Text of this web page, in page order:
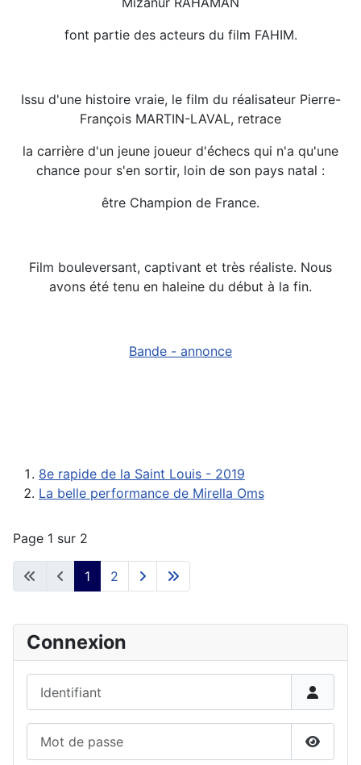
font partie des acteurs du film FAHIM.
Issu d'une histoire vraie, le film du réalisateur Pierre-
François MARTIN-LAVAL, retrace
la carrière d'un jeune joueur d'échecs qui n'a qu'une
chance pour s'en sortir, loin de son pays natal :
être Champion de France.
Film bouleversant, captivant et très réaliste. Nous
avons été tenu en haleine du début à la fin.
Bande - annonce
8e rapide de la Saint Louis - 2019
La belle performance de Mirella Oms
Page 1 sur 2
1 2
Connexion